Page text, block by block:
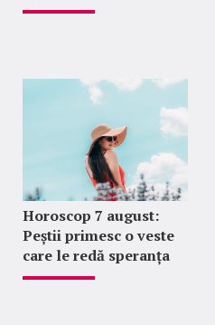
Horoscop 7 august:
Peștii primesc o veste
care le redă speranța